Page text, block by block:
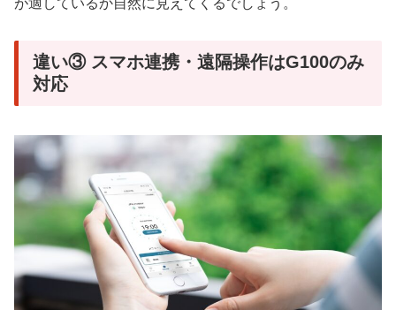
違い③ スマホ連携・遠隔操作はG100のみ
対応